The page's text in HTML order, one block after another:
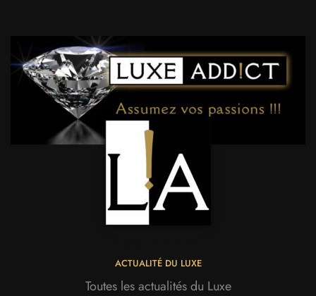
ACTUALITÉ DU LUXE
Toutes les actualités du Luxe